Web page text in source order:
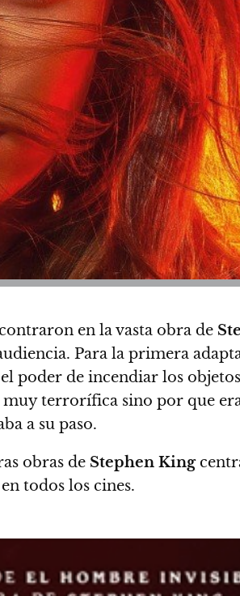
en la vasta obra de
Para la primera
poder de incendiar los
terrorífica sino por que
a su paso.
obras de Stephen King
todos los cines.